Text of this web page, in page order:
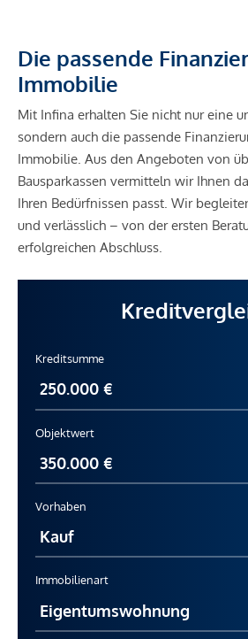
Die passende
Immobilie
Mit Infina erhalten Sie nicht nur eine
sondern auch die passende
Immobilie. Aus den Angeboten von
Bausparkassen vermitteln wir Ihnen
Ihren Bedürfnissen passt. Wir
und verlässlich – von der ersten
erfolgreichen Abschluss.
Kreditsumme
Objektwert
Vorhaben
Immobilienart